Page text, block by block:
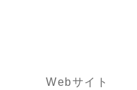
Webサイト